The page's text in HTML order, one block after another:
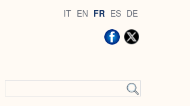
IT EN FR ES DE